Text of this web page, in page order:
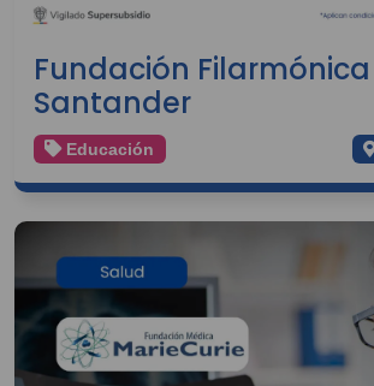
Fundación
Santander
Educación